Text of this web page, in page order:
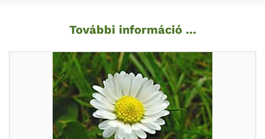
További információ ...